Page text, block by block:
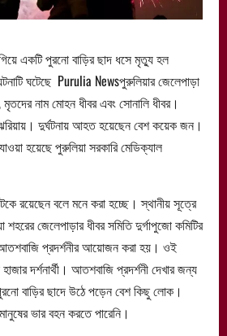
একটি পুরনো বাড়ির ছাদ ধসে মৃত্যু হল
ঘটেছে Purulia Newsপুরুলিয়ার জেলেপাড়া
নাম মোহন ধীবর এবং সোনালি ধীবর।
দুর্ঘটনায় আহত হয়েছেন বেশ কয়েক জন।
হয়েছে পুরুলিয়া সরকারি মেডিক্যাল
রয়েছেন বলে মনে করা হচ্ছে। স্থানীয় সূত্রে
জেলেপাড়ার ধীবর সমিতি দুর্গাপুজো কমিটির
প্রদর্শনীর আয়োজন করা হয়। ওই
দর্শনার্থী। আতশবাজি প্রদর্শনী দেখার জন্য
বাড়ির ছাদে উঠে পড়েন বেশ কিছু লোক।
ভার বহন করতে পারেনি।